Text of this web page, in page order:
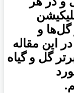
گل‌ها و
این مقاله
فروشگاه برتر گل و گیاه